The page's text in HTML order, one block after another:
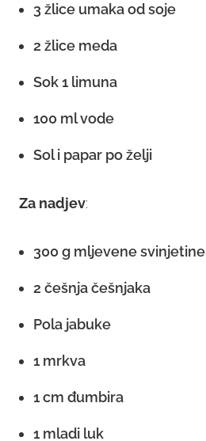
3 žlice umaka od soje
2 žlice meda
Sok 1 limuna
100 ml vode
Sol i papar po želji
Za nadjev:
300 g mljevene svinjetine
2 češnja češnjaka
Pola jabuke
1 mrkva
1 cm đumbira
1 mladi luk